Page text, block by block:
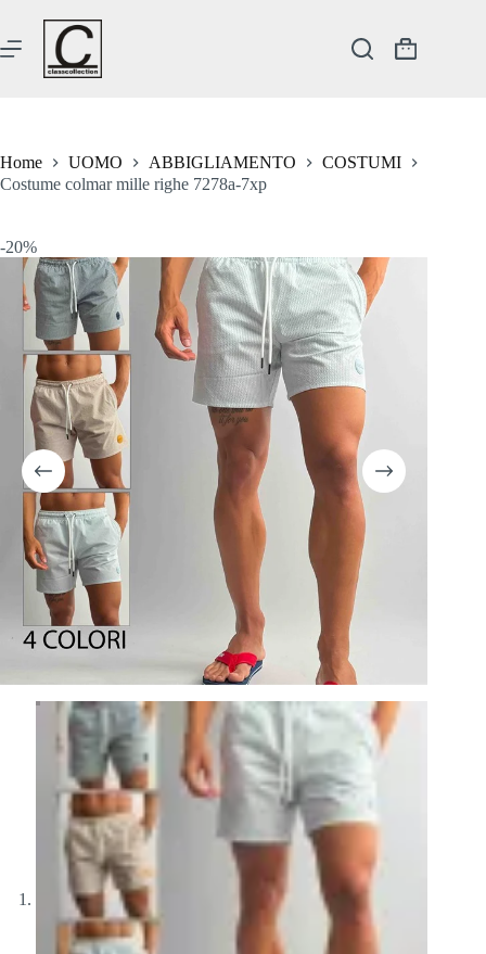
contenuto
Carrello
Home UOMO ABBIGLIAMENTO
COSTUMI
Costume colmar mille righe 7278a-7xp
-20%